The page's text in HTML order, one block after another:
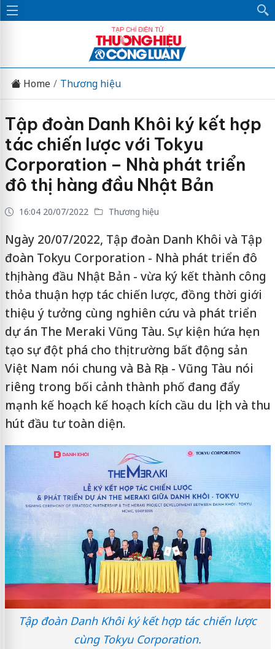
Home Thương hiệu
Tập đoàn Danh Khôi ký kết hợp
tác chiến lược với Tokyu
Corporation – Nhà phát triển
đô thị hàng đầu Nhật Bản
16:04 20/07/2022 Thương hiệu
Ngày 20/07/2022, Tập đoàn Danh Khôi và Tập
đoàn Tokyu Corporation - Nhà phát triển đô
thị hàng đầu Nhật Bản - vừa ký kết thành công
thỏa thuận hợp tác chiến lược, đồng thời giới
thiệu ý tưởng cùng nghiên cứu và phát triển
dự án The Meraki Vũng Tàu. Sự kiện hứa hẹn
tạo sự đột phá cho thị trường bất động sản
Việt Nam nói chung và Bà Rịa - Vũng Tàu nói
riêng trong bối cảnh thành phố đang đẩy
mạnh kế hoạch kế hoạch kích cầu du lịch và thu
hút đầu tư toàn diện.
Tập đoàn Danh Khôi ký kết hợp tác chiến lược
cùng Tokyu Corporation.